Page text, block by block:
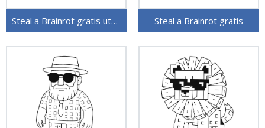
Steal a Brainrot gratis utskrivbar Steal a Brainrot gratis